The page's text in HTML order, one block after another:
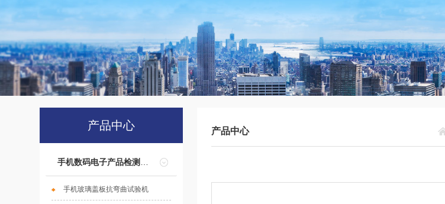
产品中心
手机数码电子产品检测设备
手机玻璃盖板抗弯曲试验机
产品中心